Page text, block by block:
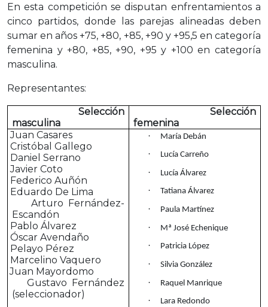
En esta competición se disputan enfrentamientos a
cinco partidos, donde las parejas alineadas deben
sumar en años +75, +80, +85, +90 y +95,5 en categoría
femenina y +80, +85, +90, +95 y +100 en categoría
masculina.
Representantes:
Selección
masculina
Selección
femenina
Juan Casares
Cristóbal Gallego
Daniel Serrano
Javier Coto
Federico Auñón
Eduardo De Lima
Arturo Fernández-
Escandón
Pablo Álvarez
Óscar Avendaño
Pelayo Pérez
Marcelino Vaquero
Juan Mayordomo
Gustavo Fernández
(seleccionador)
· María Debán
· Lucía Carreño
· Lucía Álvarez
· Tatiana Álvarez
· Paula Martínez
· Mª José Echenique
· Patricia López
· Silvia González
· Raquel Manrique
· Lara Redondo